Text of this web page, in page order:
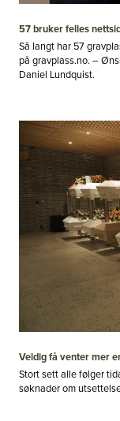
57 bruker felles
Så langt har 57
på gravplass.no. –
Daniel Lundquist.
Veldig få venter mer
Stort sett alle følger
søknader om